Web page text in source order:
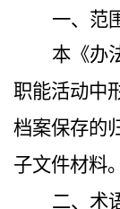
一、范
本《办
职能活动中
档案保存的
子文件材料。
二、术